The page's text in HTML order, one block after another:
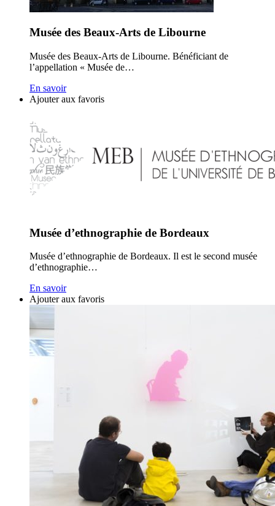
Musée des Beaux-Arts de Libourne
Musée des Beaux-Arts de Libourne. Bénéficiant de
l’appellation « Musée de…
En savoir
Ajouter aux favoris
Musée d’ethnographie de Bordeaux
Musée d’ethnographie de Bordeaux. Il est le second musée
d’ethnographie…
En savoir
Ajouter aux favoris